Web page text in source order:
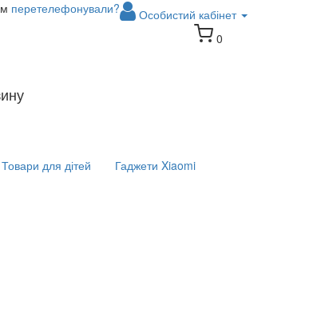
Особистий кабінет
перетелефонували?
0
Товари для дітей Гаджети Xiaomi